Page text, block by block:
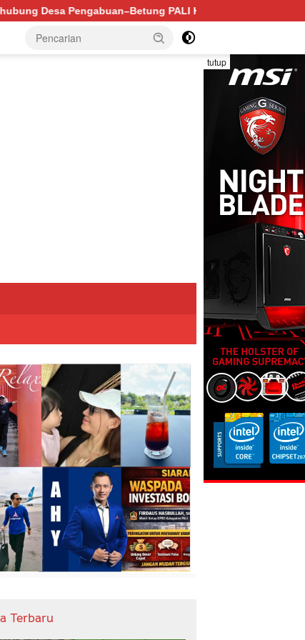
PALI Hancur, Truk Batu Bara PT EPI Diduga Jadi Biang
tutup
Terbaru